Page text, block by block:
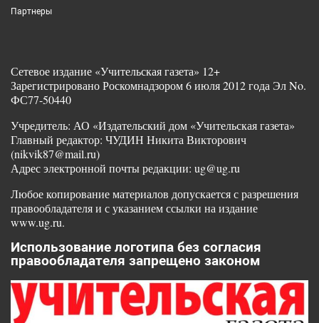
Партнеры
Сетевое издание «Учительская газета» 12+
Зарегистрировано Роскомнадзором 6 июля 2012 года Эл No.
ФС77-50440
Учредитель: АО «Издательский дом «Учительская газета»
Главный редактор: ЧУДИН Никита Викторович
(nikvik87@mail.ru)
Адрес электронной почты редакции: ug@ug.ru
Любое копирование материалов допускается с разрешения
правообладателя и с указанием ссылки на издание
www.ug.ru.
Использование логотипа без согласия
правообладателя запрещено законом